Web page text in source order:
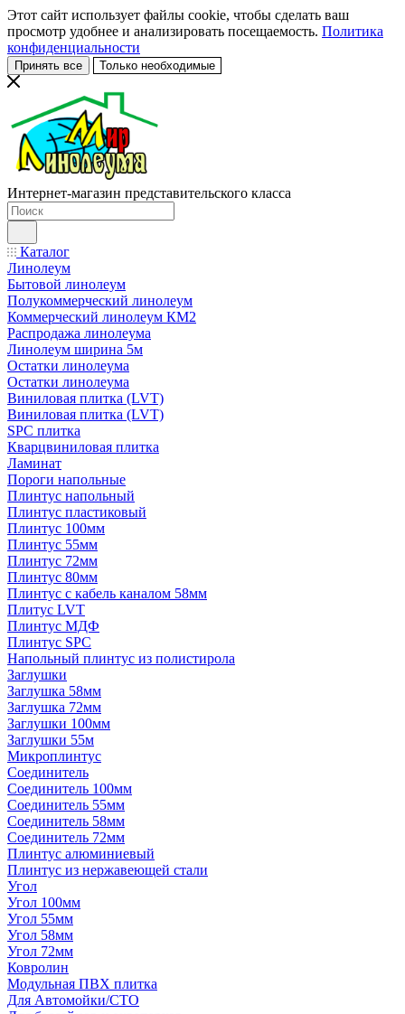
Этот сайт использует файлы cookie, чтобы сделать ваш
просмотр удобнее и анализировать посещаемость. Политика
конфиденциальности
Принять все Только необходимые
Интернет-магазин представительского класса
Каталог
Линолеум
Бытовой линолеум
Полукоммерческий линолеум
Коммерческий линолеум КМ2
Распродажа линолеума
Линолеум ширина 5м
Остатки линолеума
Остатки линолеума
Виниловая плитка (LVT)
Виниловая плитка (LVT)
SPC плитка
Кварцвиниловая плитка
Ламинат
Пороги напольные
Плинтус напольный
Плинтус пластиковый
Плинтус 100мм
Плинтус 55мм
Плинтус 72мм
Плинтус 80мм
Плинтус с кабель каналом 58мм
Плитус LVT
Плинтус МДФ
Плинтус SPC
Напольный плинтус из полистирола
Заглушки
Заглушка 58мм
Заглушка 72мм
Заглушки 100мм
Заглушки 55м
Микроплинтус
Соединитель
Соединитель 100мм
Соединитель 55мм
Соединитель 58мм
Соединитель 72мм
Плинтус алюминиевый
Плинтус из нержавеющей стали
Угол
Угол 100мм
Угол 55мм
Угол 58мм
Угол 72мм
Ковролин
Модульная ПВХ плитка
Для Автомойки/СТО